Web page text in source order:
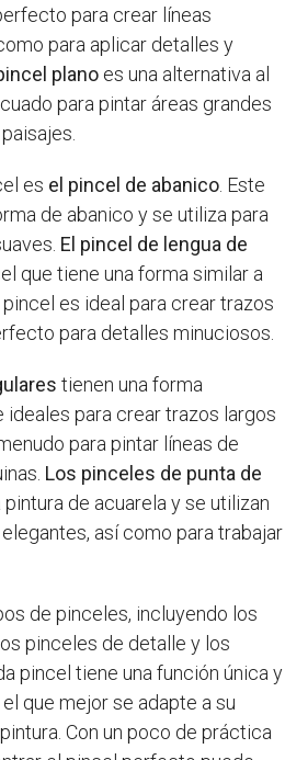
para crear líneas
para aplicar detalles y
plano es una alternativa al
para pintar áreas grandes
es el pincel de abanico . Este
de abanico y se utiliza para
El pincel de lengua de
que tiene una forma similar a
es ideal para crear trazos
para detalles minuciosos.
tienen una forma
ideales para crear trazos largos
para pintar líneas de
Los pinceles de punta de
de acuarela y se utilizan
así como para trabajar
de pinceles, incluyendo los
pinceles de detalle y los
pincel tiene una función única y
que mejor se adapte a su
Con un poco de práctica